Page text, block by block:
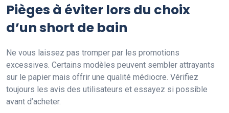
Pièges à éviter lors du choix
d’un short de bain
Ne vous laissez pas tromper par les promotions
excessives. Certains modèles peuvent sembler attrayants
sur le papier mais offrir une qualité médiocre. Vérifiez
toujours les avis des utilisateurs et essayez si possible
avant d’acheter.